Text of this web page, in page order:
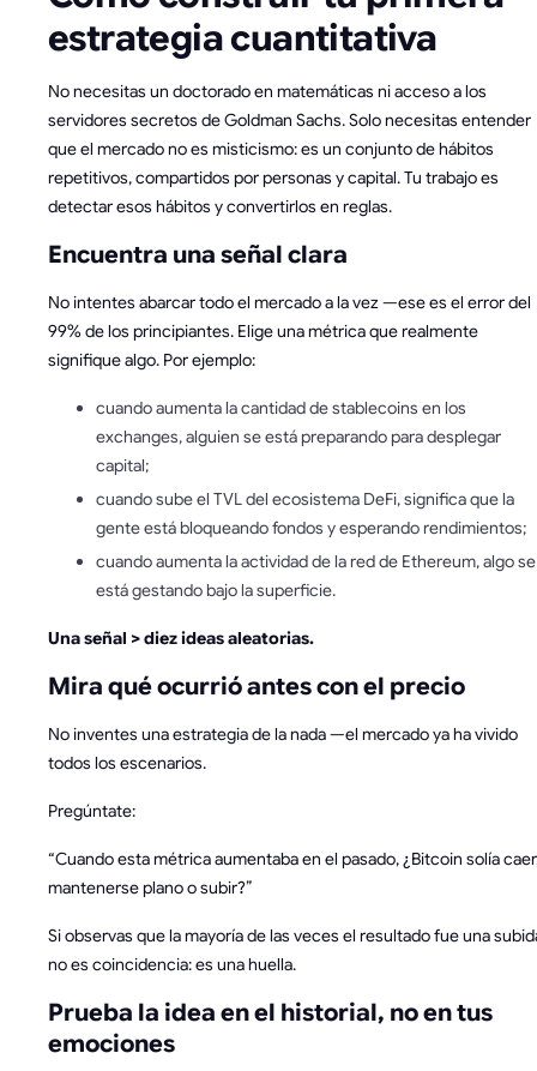
estrategia cuantitativa
No necesitas un doctorado en matemáticas ni acceso a los
servidores secretos de Goldman Sachs. Solo necesitas entender
que el mercado no es misticismo: es un conjunto de hábitos
repetitivos, compartidos por personas y capital. Tu trabajo es
detectar esos hábitos y convertirlos en reglas.
Encuentra una señal clara
No intentes abarcar todo el mercado a la vez —ese es el error del
99% de los principiantes. Elige una métrica que realmente
signifique algo. Por ejemplo:
cuando aumenta la cantidad de stablecoins en los
exchanges, alguien se está preparando para desplegar
capital;
cuando sube el TVL del ecosistema DeFi, significa que la
gente está bloqueando fondos y esperando rendimientos;
cuando aumenta la actividad de la red de Ethereum, algo se
está gestando bajo la superficie.
Una señal > diez ideas aleatorias.
Mira qué ocurrió antes con el precio
No inventes una estrategia de la nada —el mercado ya ha vivido
todos los escenarios.
Pregúntate:
“Cuando esta métrica aumentaba en el pasado, ¿Bitcoin solía
mantenerse plano o subir?”
Si observas que la mayoría de las veces el resultado fue una
no es coincidencia: es una huella.
Prueba la idea en el historial, no en tus
emociones